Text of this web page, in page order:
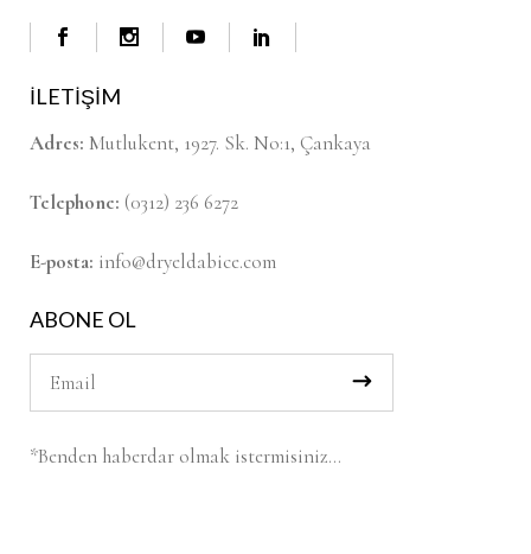
İLETİŞİM
Adres: Mutlukent, 1927. Sk. No:1, Çankaya
Telephone: (0312) 236 6272
E-posta: info@dryeldabice.com
ABONE OL
*Benden haberdar olmak istermisiniz…